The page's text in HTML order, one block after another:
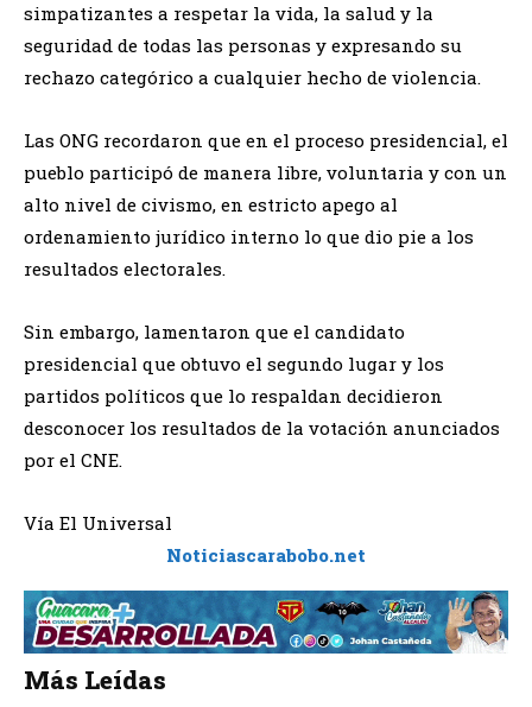
simpatizantes a respetar la vida, la salud y la
seguridad de todas las personas y expresando su
rechazo categórico a cualquier hecho de violencia.
Las ONG recordaron que en el proceso presidencial, el
pueblo participó de manera libre, voluntaria y con un
alto nivel de civismo, en estricto apego al
ordenamiento jurídico interno lo que dio pie a los
resultados electorales.
Sin embargo, lamentaron que el candidato
presidencial que obtuvo el segundo lugar y los
partidos políticos que lo respaldan decidieron
desconocer los resultados de la votación anunciados
por el CNE.
Vía El Universal
Noticiascarabobo.net
Más Leídas